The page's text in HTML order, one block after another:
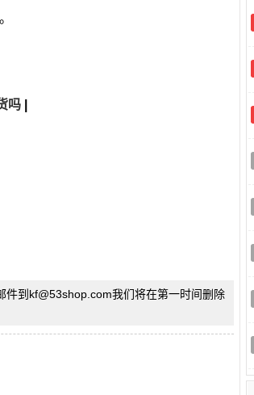
吗
件到kf@53shop.com我们将在第一时间删除